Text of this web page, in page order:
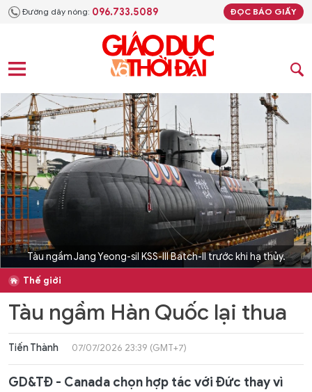
Đường dây nóng: 096.733.5089 ĐỌC BÁO GIẤY
Tàu ngầm Jang Yeong-sil KSS-III Batch-II trước khi hạ thủy.
Thế giới
Tàu ngầm Hàn Quốc lại thua
Tiến Thành 07/07/2026 23:39 (GMT+7)
GD&TĐ - Canada chọn hợp tác với Đức thay vì